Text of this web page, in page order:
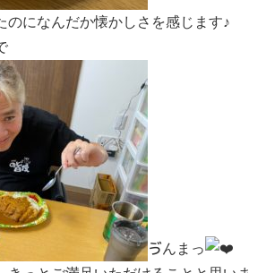
のになんだか懐かしさを感じます♪
ゔんまっ